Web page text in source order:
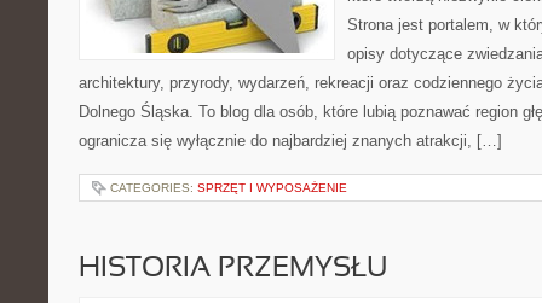
Strona jest portalem, w
opisy dotyczące
architektury, przyrody, wydarzeń, rekreacji oraz codziennego
Dolnego Śląska. To blog dla osób, które lubią poznawać region
ogranicza się wyłącznie do najbardziej znanych atrakcji, […]
CATEGORIES: SPRZĘT I WYPOSAŻENIE
HISTORIA PRZEMYSŁU